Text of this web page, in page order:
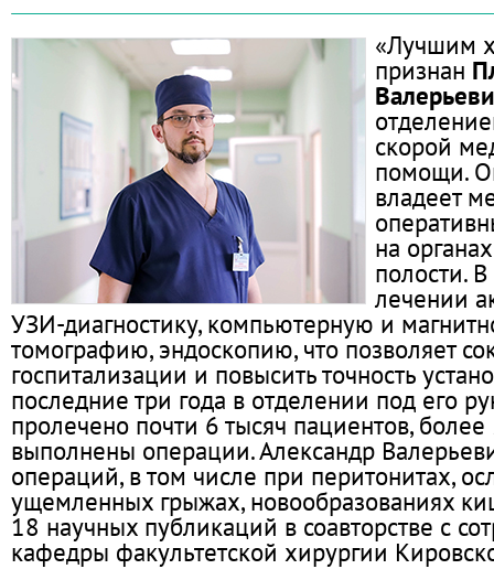
«Лучшим
признан
скорой
помощи.
владеет
на
полости.
лечении
УЗИ-диагностику, компьютерную и
томографию, эндоскопию, что позволяет
госпитализации и повысить точность
последние три года в отделении под его
пролечено почти 6 тысяч пациентов,
выполнены операции. Александр
операций, в том числе при перитонитах,
ущемленных грыжах, новообразованиях
18 научных публикаций в соавторстве с
кафедры факультетской хирургии